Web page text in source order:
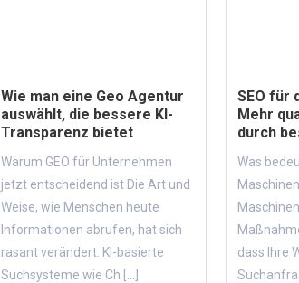
Wie man eine Geo Agentur
auswählt, die bessere KI-
Transparenz bietet
Warum GEO für Unternehmen
jetzt entscheidend ist Die Art und
Weise, wie Menschen heute
Informationen abrufen, hat sich
rasant verändert. KI-basierte
Suchsysteme wie Ch [...]
SEO für
Mehr
durch
Was
dass Ihre